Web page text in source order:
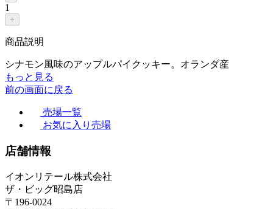
1
+
商品説明
シナモン風味のアップルパイクッキー。オランダ産
もっと見る
前の画面に戻る
売場一覧
お気に入り売場
店舗情報
イオンリテール株式会社
ザ・ビッグ昭島店
〒196-0024